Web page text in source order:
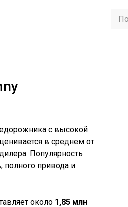
с высокой
в среднем от
Популярность
полного привода и
около 1,85 млн